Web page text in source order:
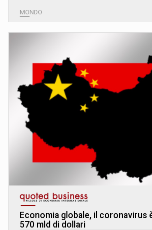
MONDO
Economia globale, il coronavirus
570 mld di dollari